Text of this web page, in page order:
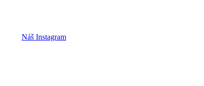
Náš Instagram